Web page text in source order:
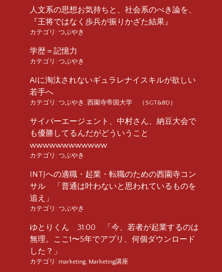
人文系の思想お気持ちと、社会系のべき論を、
『王将ではなく歩兵が振りかざた結果』
カテゴリ: つぶやき
学歴＝記憶力
カテゴリ: つぶやき
AIに淘汰されないギュラレナイスキルが欲しい
若手へ
カテゴリ: つぶやき 西園寺帝国大学 （SGT&BD）
サイバーエージェント、中村さん、納豆大会で
も優勝してるんだがどういうこと
wwwwwwwwwwww
カテゴリ: つぶやき
INTJへの適職・起業・転職のための西園寺コン
サル 「普通は叶わないと思われているものを
追え」
カテゴリ: つぶやき
ゆとりくん 31:00 「今、若者が起業するのは
無理。ここ1〜5年でアプリ、何個ダウンロード
した？」
カテゴリ: marketing Marketing講座